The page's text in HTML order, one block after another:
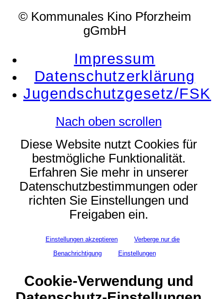
© Kommunales Kino Pforzheim
gGmbH
Impressum
Datenschutzerklärung
Jugendschutzgesetz/FSK
Nach oben scrollen
Diese Website nutzt Cookies für
bestmögliche Funktionalität.
Erfahren Sie mehr in unserer
Datenschutzbestimmungen oder
richten Sie Einstellungen und
Freigaben ein.
Einstellungen akzeptieren
Verberge nur die
Benachrichtigung
Einstellungen
Cookie-Verwendung und